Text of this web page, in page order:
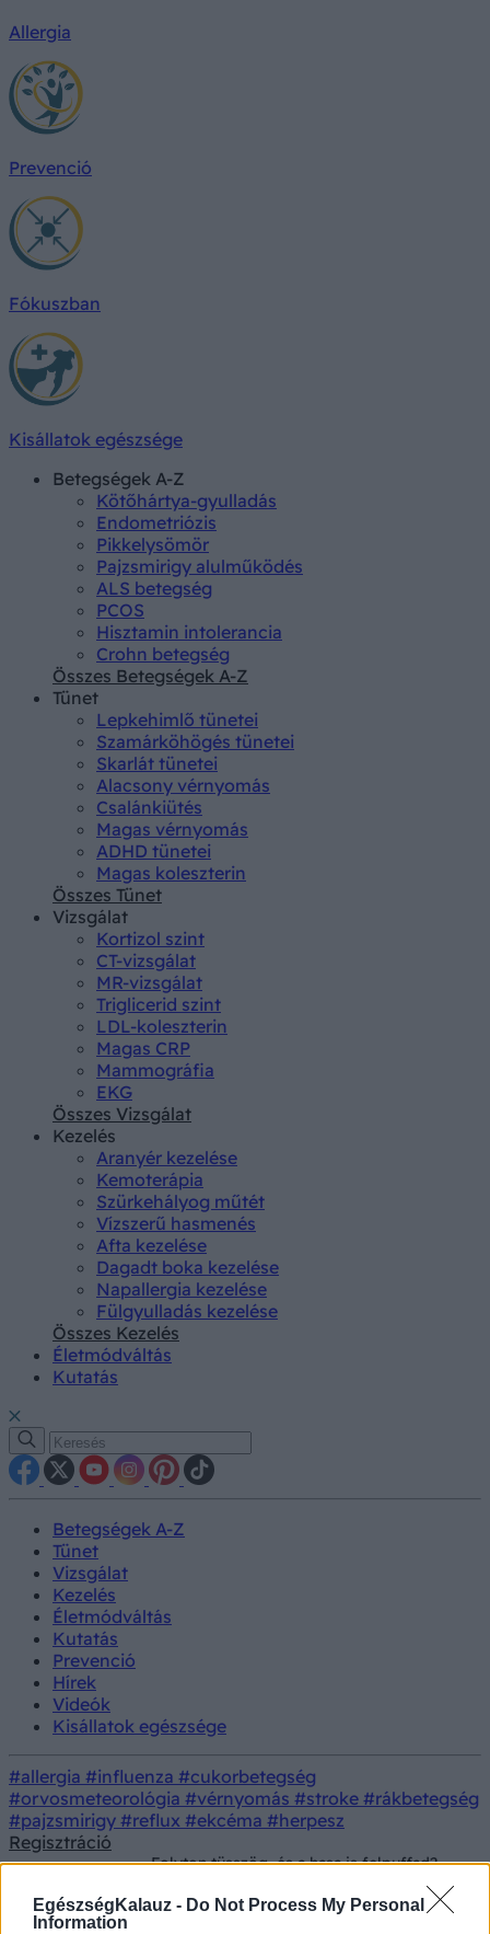
EgészségKalauz - Do Not Process My Personal
Information
Allergia
Prevenció
Fókuszban
Kisállatok egészsége
Betegségek A-Z
Kötőhártya-gyulladás
Endometriózis
Pikkelysömör
Pajzsmirigy alulműködés
ALS betegség
PCOS
Hisztamin intolerancia
Crohn betegség
Összes Betegségek A-Z
Tünet
Lepkehimlő tünetei
Szamárköhögés tünetei
Skarlát tünetei
Alacsony vérnyomás
Csalánkiütés
Magas vérnyomás
ADHD tünetei
Magas koleszterin
Összes Tünet
Vizsgálat
Kortizol szint
CT-vizsgálat
MR-vizsgálat
Triglicerid szint
LDL-koleszterin
Magas CRP
Mammográfia
EKG
Összes Vizsgálat
Kezelés
Aranyér kezelése
Kemoterápia
Szürkehályog műtét
Vízszerű hasmenés
Afta kezelése
Dagadt boka kezelése
Napallergia kezelése
Fülgyulladás kezelése
Összes Kezelés
Életmódváltás
Kutatás
Betegségek A-Z
Tünet
Vizsgálat
Kezelés
Életmódváltás
Kutatás
Prevenció
Hírek
Videók
Kisállatok egészsége
#allergia #influenza #cukorbetegség
#orvosmeteorológia #vérnyomás #stroke #rákbetegség
#pajzsmirigy #reflux #ekcéma #herpesz
Regisztráció
Folyton tüsszög, és a hasa is felpuffad?
Így leplezheti le, hogy pollenallergia vagy
hisztamin-intolerancia kínozza